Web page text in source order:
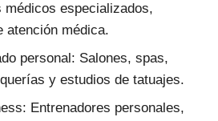
médicos especializados,
atención médica.
personal: Salones, spas,
y estudios de tatuajes.
Entrenadores personales,